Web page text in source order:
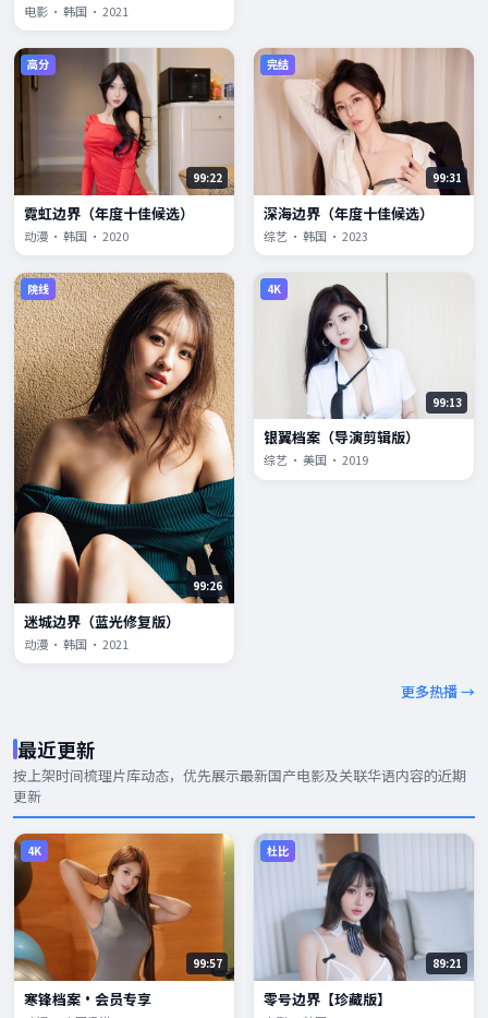
电影 · 韩国 · 2021
高分
99:22
霓虹边界（年度十佳候选）
动漫 · 韩国 · 2020
完结
99:31
深海边界（年度十佳候选）
综艺 · 韩国 · 2023
院线
99:26
迷城边界（蓝光修复版）
动漫 · 韩国 · 2021
4K
99:13
银翼档案（导演剪辑版）
综艺 · 美国 · 2019
更多热播 →
最近更新
按上架时间梳理片库动态，优先展示最新国产电影及关联华语内容的近期
更新
4K
99:57
寒锋档案·会员专享
杜比
89:21
零号边界【珍藏版】